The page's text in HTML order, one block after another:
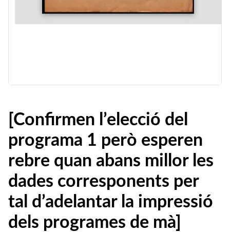
[Confirmen l’elecció del
programa 1 però esperen
rebre quan abans millor les
dades corresponents per
tal d’adelantar la impressió
dels programes de mà]